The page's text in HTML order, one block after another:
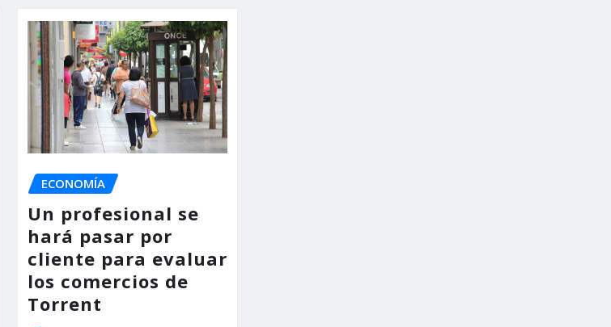
ECONOMÍA
Un profesional se
hará pasar por
cliente para evaluar
los comercios de
Torrent